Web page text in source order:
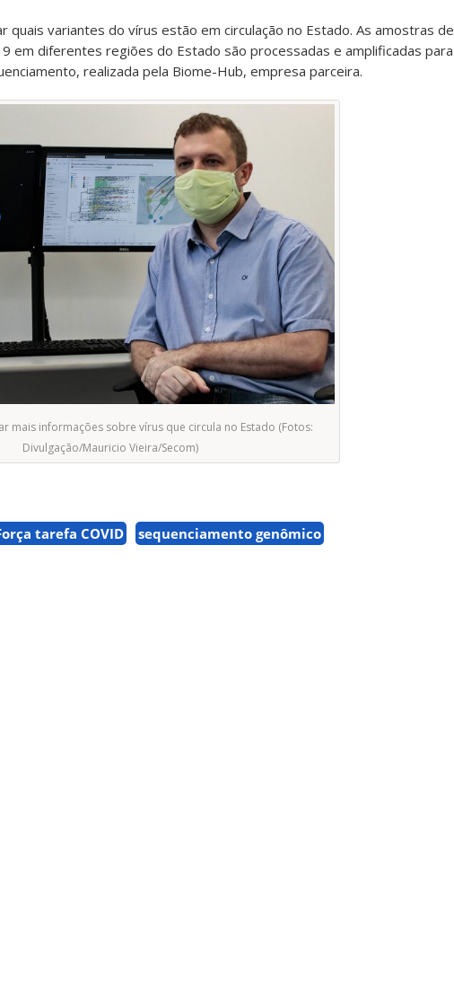
quais variantes do vírus estão em circulação no Estado. As amostras de
em diferentes regiões do Estado são processadas e amplificadas para
realizada pela Biome-Hub, empresa parceira.
mais informações sobre vírus que circula no Estado (Fotos:
Divulgação/Mauricio Vieira/Secom)
tarefa COVID sequenciamento genômico